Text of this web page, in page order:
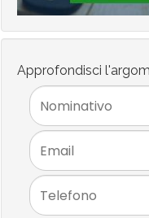
Approfondisci